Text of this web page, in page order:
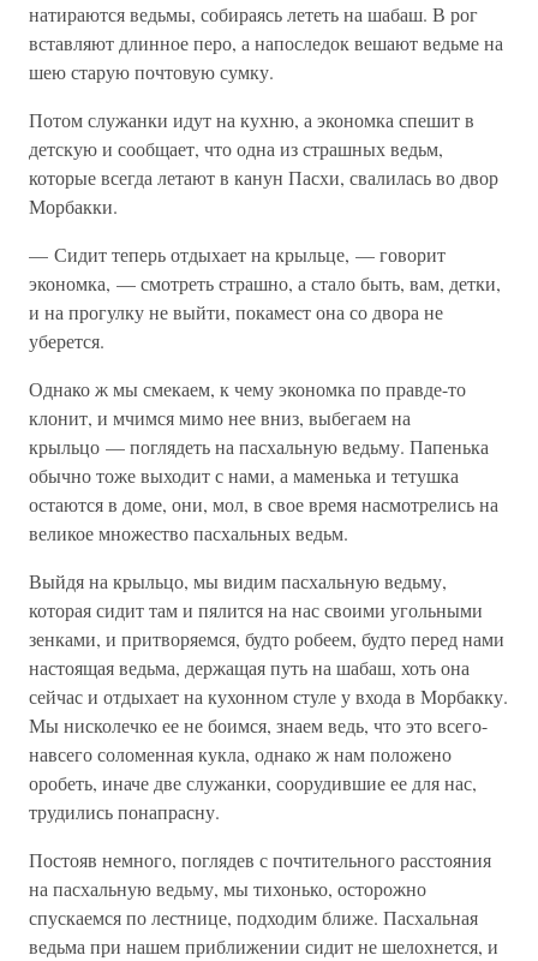
натираются ведьмы, собираясь лететь на шабаш. В рог
вставляют длинное перо, а напоследок вешают ведьме на
шею старую почтовую сумку.
Потом служанки идут на кухню, а экономка спешит в
детскую и сообщает, что одна из страшных ведьм,
которые всегда летают в канун Пасхи, свалилась во двор
Морбакки.
— Сидит теперь отдыхает на крыльце, — говорит
экономка, — смотреть страшно, а стало быть, вам, детки,
и на прогулку не выйти, покамест она со двора не
уберется.
Однако ж мы смекаем, к чему экономка по правде-то
клонит, и мчимся мимо нее вниз, выбегаем на
крыльцо — поглядеть на пасхальную ведьму. Папенька
обычно тоже выходит с нами, а маменька и тетушка
остаются в доме, они, мол, в свое время насмотрелись на
великое множество пасхальных ведьм.
Выйдя на крыльцо, мы видим пасхальную ведьму,
которая сидит там и пялится на нас своими угольными
зенками, и притворяемся, будто робеем, будто перед нами
настоящая ведьма, держащая путь на шабаш, хоть она
сейчас и отдыхает на кухонном стуле у входа в Морбакку.
Мы нисколечко ее не боимся, знаем ведь, что это всего-
навсего соломенная кукла, однако ж нам положено
оробеть, иначе две служанки, соорудившие ее для нас,
трудились понапрасну.
Постояв немного, поглядев с почтительного расстояния
на пасхальную ведьму, мы тихонько, осторожно
спускаемся по лестнице, подходим ближе. Пасхальная
ведьма при нашем приближении сидит не шелохнется, и